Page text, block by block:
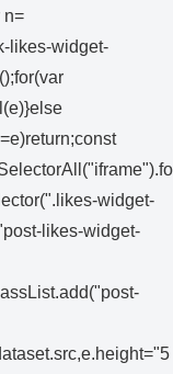
n=
likes-widget-
widget-
likes-widget-